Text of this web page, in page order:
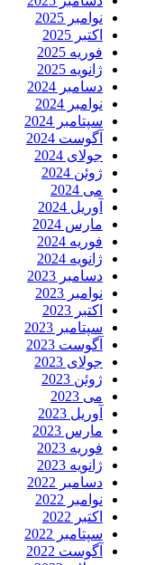
نوامبر 2025
اکتبر 2025
فوریه 2025
ژانویه 2025
دسامبر 2024
نوامبر 2024
سپتامبر 2024
آگوست 2024
جولای 2024
ژوئن 2024
می 2024
آوریل 2024
مارس 2024
فوریه 2024
ژانویه 2024
دسامبر 2023
نوامبر 2023
اکتبر 2023
سپتامبر 2023
آگوست 2023
جولای 2023
ژوئن 2023
می 2023
آوریل 2023
مارس 2023
فوریه 2023
ژانویه 2023
دسامبر 2022
نوامبر 2022
اکتبر 2022
سپتامبر 2022
آگوست 2022